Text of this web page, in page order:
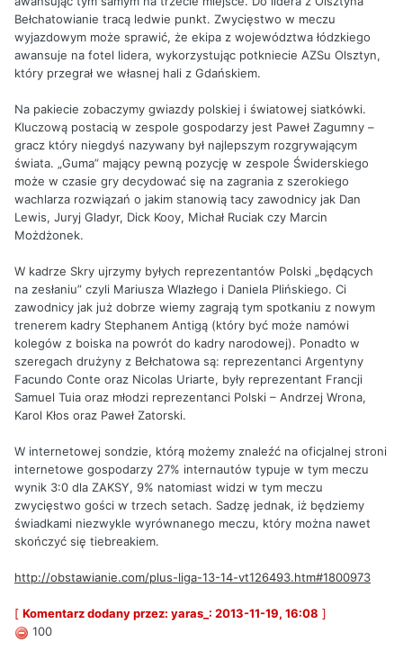
Bełchatowianie tracą ledwie punkt. Zwycięstwo w meczu
wyjazdowym może sprawić, że ekipa z województwa łódzkiego
awansuje na fotel lidera, wykorzystując potkniecie AZSu Olsztyn,
który przegrał we własnej hali z Gdańskiem.
Na pakiecie zobaczymy gwiazdy polskiej i światowej siatkówki.
Kluczową postacią w zespole gospodarzy jest Paweł Zagumny –
gracz który niegdyś nazywany był najlepszym rozgrywającym
świata. „Guma” mający pewną pozycję w zespole Świderskiego
może w czasie gry decydować się na zagrania z szerokiego
wachlarza rozwiązań o jakim stanowią tacy zawodnicy jak Dan
Lewis, Juryj Gladyr, Dick Kooy, Michał Ruciak czy Marcin
Możdżonek.
W kadrze Skry ujrzymy byłych reprezentantów Polski „będących
na zesłaniu” czyli Mariusza Wlazłego i Daniela Plińskiego. Ci
zawodnicy jak już dobrze wiemy zagrają tym spotkaniu z nowym
trenerem kadry Stephanem Antigą (który być może namówi
kolegów z boiska na powrót do kadry narodowej). Ponadto w
szeregach drużyny z Bełchatowa są: reprezentanci Argentyny
Facundo Conte oraz Nicolas Uriarte, były reprezentant Francji
Samuel Tuia oraz młodzi reprezentanci Polski – Andrzej Wrona,
Karol Kłos oraz Paweł Zatorski.
W internetowej sondzie, którą możemy znaleźć na oficjalnej stroni
internetowe gospodarzy 27% internautów typuje w tym meczu
wynik 3:0 dla ZAKSY, 9% natomiast widzi w tym meczu
zwycięstwo gości w trzech setach. Sadzę jednak, iż będziemy
świadkami niezwykle wyrównanego meczu, który można nawet
skończyć się tiebreakiem.
http://obstawianie.com/plus-liga-13-14-vt126493.htm#1800973
[ Komentarz dodany przez: yaras_: 2013-11-19, 16:08 ]
100